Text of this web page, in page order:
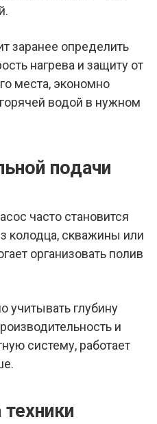
заранее определить
нагрева и защиту от
места, экономно
водой в нужном
подачи
часто становится
колодца, скважины или
организовать полив
учитывать глубину
и
систему, работает